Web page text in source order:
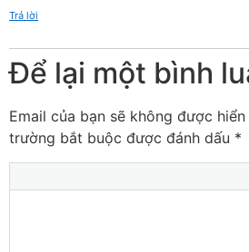
Trả lời
Để lại một bình
Email của bạn sẽ không được
trường bắt buộc được đánh dấu *